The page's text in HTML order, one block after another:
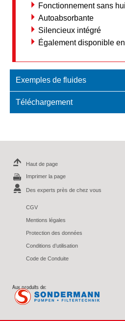
Fonctionnement sans
Autoabsorbante
Silencieux intégré
Également disponible
Exemples de fluides
Téléchargement
Haut de page
Imprimer la page
Des experts près de chez vous
CGV
Mentions légales
Protection des données
Conditions d’utilisation
Code de Conduite
Aux produits de: